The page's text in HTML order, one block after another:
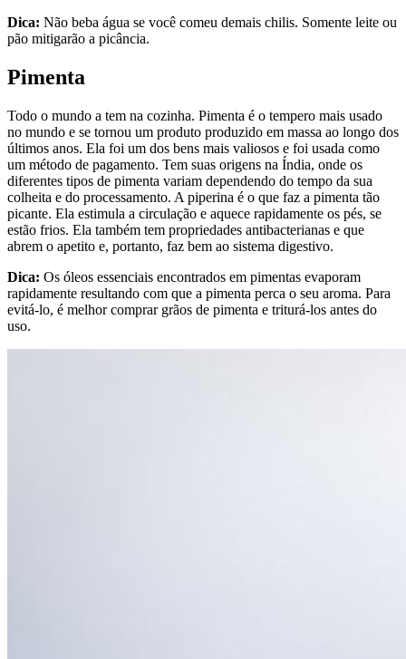
Dica: Não beba água se você comeu demais chilis. Somente leite ou
pão mitigarão a picância.
Pimenta
Todo o mundo a tem na cozinha. Pimenta é o tempero mais usado
no mundo e se tornou um produto produzido em massa ao longo dos
últimos anos. Ela foi um dos bens mais valiosos e foi usada como
um método de pagamento. Tem suas origens na Índia, onde os
diferentes tipos de pimenta variam dependendo do tempo da sua
colheita e do processamento. A piperina é o que faz a pimenta tão
picante. Ela estimula a circulação e aquece rapidamente os pés, se
estão frios. Ela também tem propriedades antibacterianas e que
abrem o apetito e, portanto, faz bem ao sistema digestivo.
Dica: Os óleos essenciais encontrados em pimentas evaporam
rapidamente resultando com que a pimenta perca o seu aroma. Para
evitá-lo, é melhor comprar grãos de pimenta e triturá-los antes do
uso.